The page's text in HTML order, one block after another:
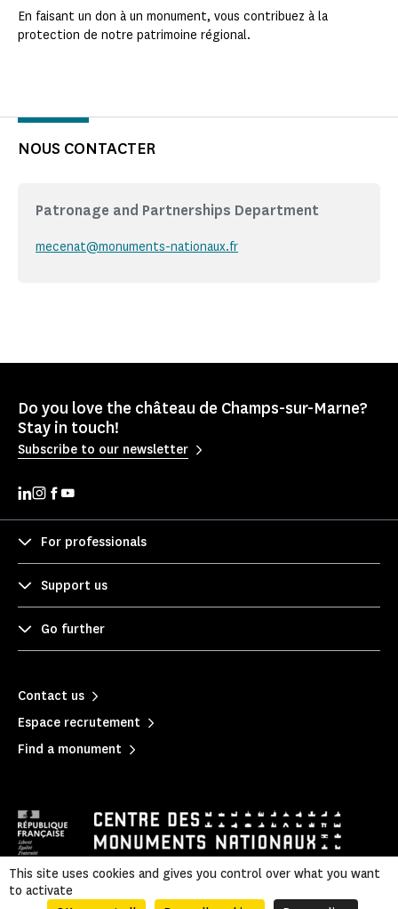
En faisant un don à un monument, vous contribuez à la
protection de notre patrimoine régional.
NOUS CONTACTER
Patronage and Partnerships Department
mecenat@monuments-nationaux.fr
Do you love the château de Champs-sur-Marne?
Stay in touch!
Subscribe to our newsletter
For professionals
Support us
Go further
Contact us
Espace recrutement
Find a monument
Privacy policy
This site uses cookies and gives you control over what you want
to activate